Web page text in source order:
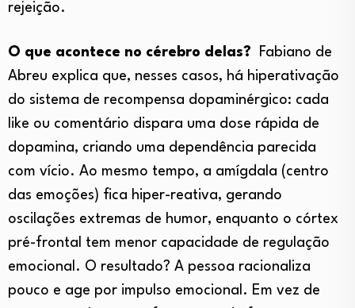
rejeição.
O que acontece no cérebro delas? Fabiano de
Abreu explica que, nesses casos, há hiperativação
do sistema de recompensa dopaminérgico: cada
like ou comentário dispara uma dose rápida de
dopamina, criando uma dependência parecida
com vício. Ao mesmo tempo, a amígdala (centro
das emoções) fica hiper-reativa, gerando
oscilações extremas de humor, enquanto o córtex
pré-frontal tem menor capacidade de regulação
emocional. O resultado? A pessoa racionaliza
pouco e age por impulso emocional. Em vez de